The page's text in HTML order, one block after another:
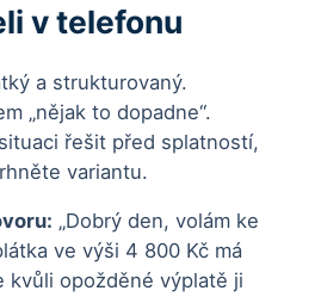
v telefonu
a strukturovaný.
„nějak to dopadne“.
řešit před splatností,
variantu.
„Dobrý den, volám ke
ve výši 4 800 Kč má
kvůli opožděné výplatě ji